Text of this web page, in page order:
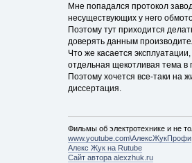
Мне попадался протокол
несуществующих у него
Поэтому тут приходится
доверять данным
Что же касается
отдельная щекотливая тема
Поэтому хочется все-таки на
диссертация.
Фильмы об электротехнике и не
www.youtube.com\АлексЖукПрофи
Алекс Жук на Rutube
Сайт автора alexzhuk.ru